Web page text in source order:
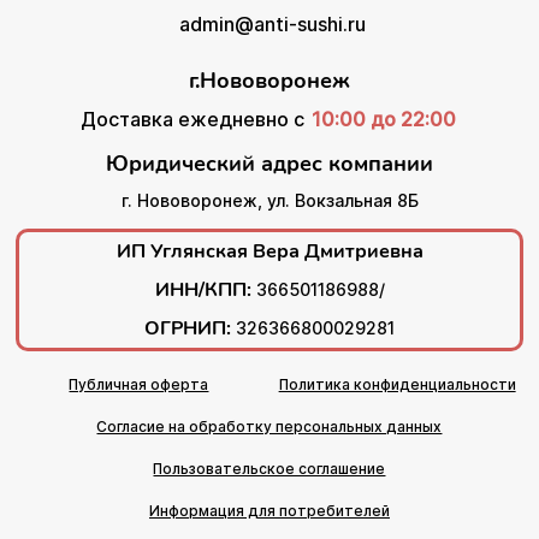
admin@anti-sushi.ru
г.Нововоронеж
Доставка ежедневно с 10:00 до 22:00
Юридический адрес компании
г. Нововоронеж, ул. Вокзальная 8Б
ИП Углянская Вера Дмитриевна
ИНН/КПП: 366501186988/
ОГРНИП: 326366800029281
Публичная оферта Политика конфиденциальности
Согласие на обработку персональных данных
Пользовательское соглашение
Информация для потребителей